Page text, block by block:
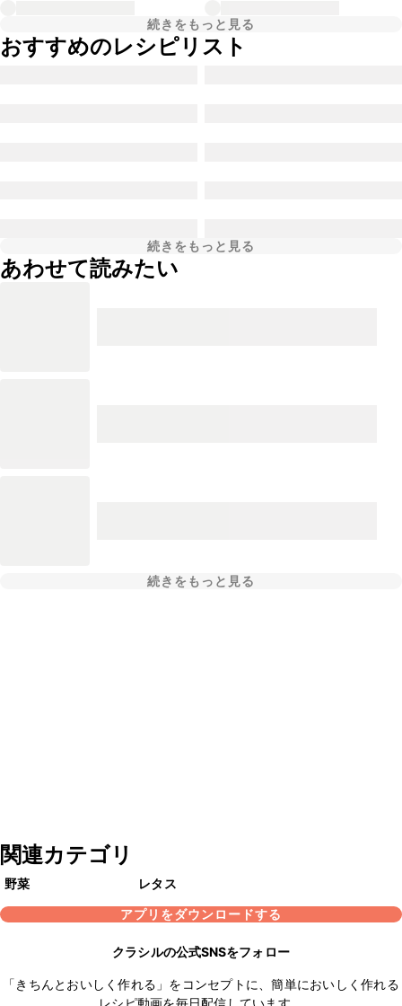
続きをもっと見る
おすすめのレシピリスト
続きをもっと見る
あわせて読みたい
続きをもっと見る
関連カテゴリ
野菜
レタス
アプリをダウンロードする
クラシルの公式SNSをフォロー
「きちんとおいしく作れる」をコンセプトに、簡単においしく作れる